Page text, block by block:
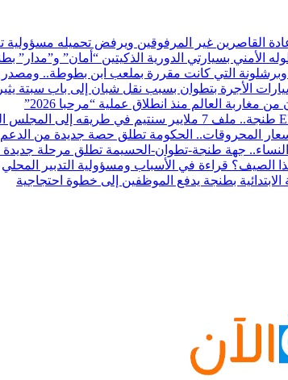
القاصرين غير المرفوقين ويرفض تحميله مسؤولية
الأمني بسيارتي الدورية الذكيتين “أمان” و”مدار”
وبرشلونة التي كانت مقررة بملعب ابن بطوطة.. ومصدر
الأجرة بتطوان بسبب نقل شبان إلى باب سبتة
المحروقات.. الحكومة تطلق حصة جديدة من الدعم
الصيف؟ قراءة في الأسباب ومسؤولية التدبير المحلي
بطنجة يدفع الموظفين إلى خطوة احتجاجية